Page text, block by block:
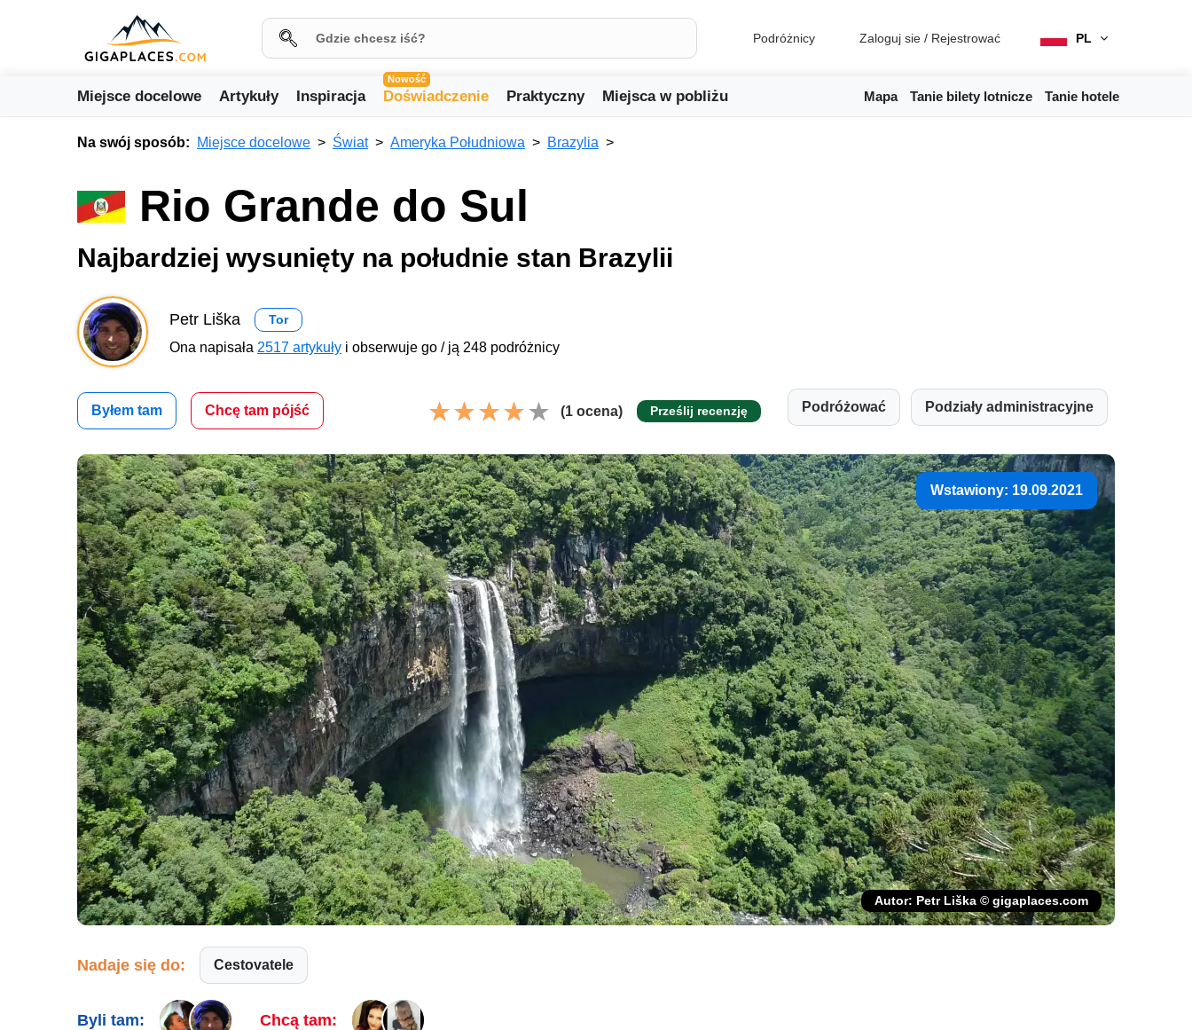
Podróżnicy Zaloguj sie / Rejestrować PL
Miejsce docelowe Artykuły Inspiracja
Nowość
Doświadczenie Praktyczny Miejsca w pobliżu Mapa Tanie bilety lotnicze Tanie hotele
Na swój sposób: Miejsce docelowe Świat Ameryka Południowa Brazylia
Rio Grande do Sul
Najbardziej wysunięty na południe stan Brazylii
Petr Liška Tor
Ona napisała 2517 artykuły i obserwuje go / ją 248 podróżnicy
Byłem tam Chcę tam pójść (1 ocena) Prześlij recenzję Podróżować Podziały administracyjne
Wstawiony: 19.09.2021
Autor: Petr Liška © gigaplaces.com
Nadaje się do: Cestovatele
Byli tam: Chcą tam: